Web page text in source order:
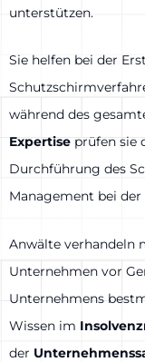
unterstützen.
Sie helfen bei der
während des
Expertise prüfen sie
Durchführung des
Management bei
Anwälte verhandeln
Unternehmen vor
Unternehmens
Wissen im
der